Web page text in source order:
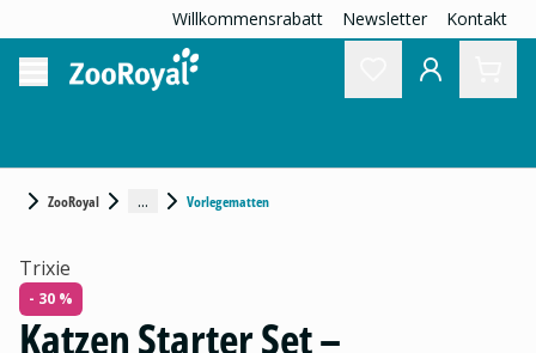
Willkommensrabatt Newsletter Kontakt
ZooRoyal ... Vorlegematten
Trixie
- 30 %
Katzen Starter Set –